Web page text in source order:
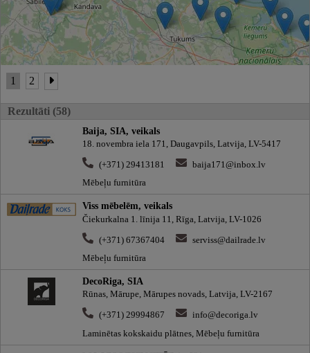
1 2
Rezultāti (58)
Baija, SIA, veikals
18. novembra iela 171, Daugavpils, Latvija, LV-5417
(+371) 29413181
baija171@inbox.lv
Mēbeļu furnitūra
Viss mēbelēm, veikals
Čiekurkalna 1. līnija 11, Rīga, Latvija, LV-1026
(+371) 67367404
serviss@dailrade.lv
Mēbeļu furnitūra
DecoRiga, SIA
Rūnas, Mārupe, Mārupes novads, Latvija, LV-2167
(+371) 29994867
info@decoriga.lv
Laminētas kokskaidu plātnes, Mēbeļu furnitūra